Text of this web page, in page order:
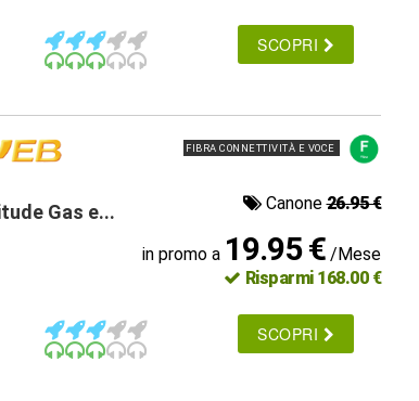
SCOPRI
FIBRA CONNETTIVITÀ E VOCE
Gas e... Canone26.95 €
in promo a 19.95 € /Mese
Risparmi 168.00 €
SCOPRI